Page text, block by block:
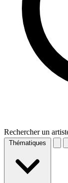
Rechercher un
Thématiques